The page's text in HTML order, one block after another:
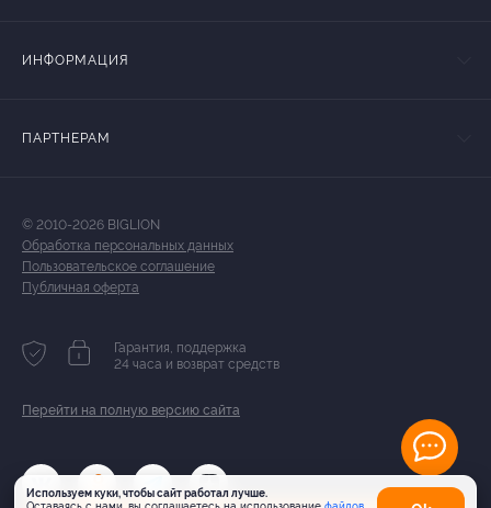
Используем куки, чтобы сайт работал лучше.
ИНФОРМАЦИЯ
ПАРТНЕРАМ
© 2010-2026 BIGLION
Обработка персональных данных
Пользовательское соглашение
Публичная оферта
Гарантия, поддержка
24 часа и возврат средств
Перейти на полную версию сайта